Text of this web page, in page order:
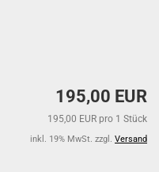
195,00 EUR
195,00 EUR pro 1 Stück
inkl. 19% MwSt. zzgl. Versand